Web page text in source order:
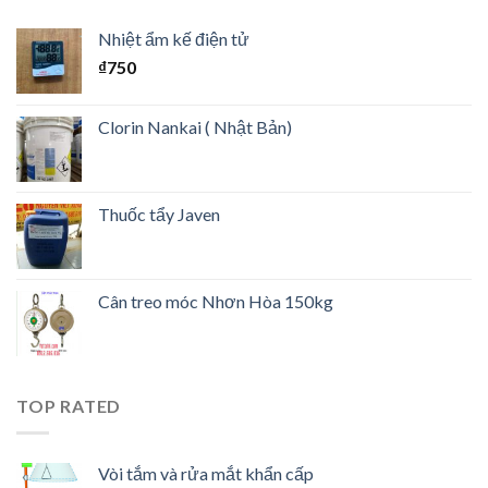
Nhiệt ẩm kế điện tử
₫750
Clorin Nankai ( Nhật Bản)
Thuốc tẩy Javen
Cân treo móc Nhơn Hòa 150kg
TOP RATED
Vòi tắm và rửa mắt khẩn cấp